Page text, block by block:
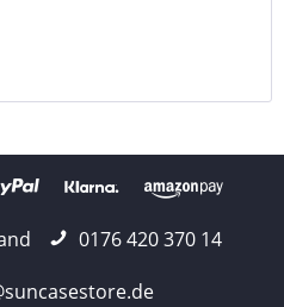
0176 420 370 14